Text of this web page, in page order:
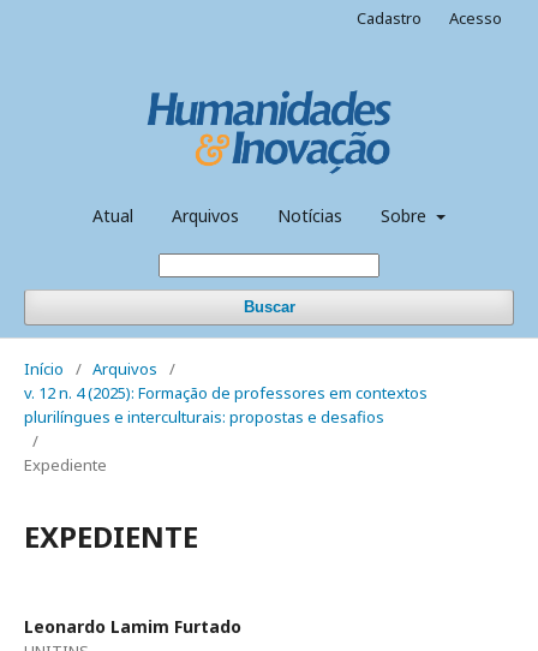
Atual Arquivos Notícias Sobre
Buscar
Cadastro Acesso
Início / Arquivos
/
v. 12 n. 4 (2025): Formação de professores em contextos
plurilíngues e interculturais: propostas e desafios
/
Expediente
EXPEDIENTE
Leonardo Lamim Furtado